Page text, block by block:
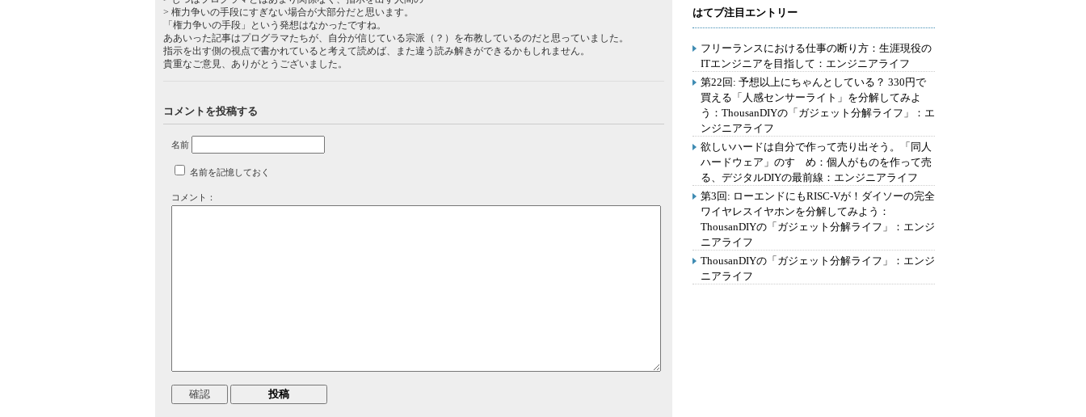
> 権力争いの手段にすぎない場合が大部分だと思います。
「権力争いの手段」という発想はなかったですね。
ああいった記事はプログラマたちが、自分が信じている宗派（？）を布教しているのだと思っていました。
指示を出す側の視点で書かれていると考えて読めば、また違う読み解きができるかもしれません。
貴重なご意見、ありがとうございました。
コメントを投稿する
名前
名前を記憶しておく
コメント：
はてブ注目エントリー
フリーランスにおける仕事の断り方：生涯現役の
ITエンジニアを目指して：エンジニアライフ
第22回: 予想以上にちゃんとしている？ 330円で
買える「人感センサーライト」を分解してみよ
う：ThousanDIYの「ガジェット分解ライフ」：エ
ンジニアライフ
欲しいハードは自分で作って売り出そう。「同人
ハードウェア」のすゝめ：個人がものを作って売
る、デジタルDIYの最前線：エンジニアライフ
第3回: ローエンドにもRISC-Vが！ダイソーの完全
ワイヤレスイヤホンを分解してみよう：
ThousanDIYの「ガジェット分解ライフ」：エンジ
ニアライフ
ThousanDIYの「ガジェット分解ライフ」：エンジ
ニアライフ